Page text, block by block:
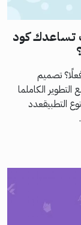
تساعدك كود
تصميم
الكاملما
التطبيقعدد